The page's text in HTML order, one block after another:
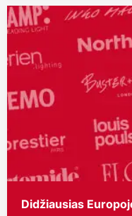
Didžiausias